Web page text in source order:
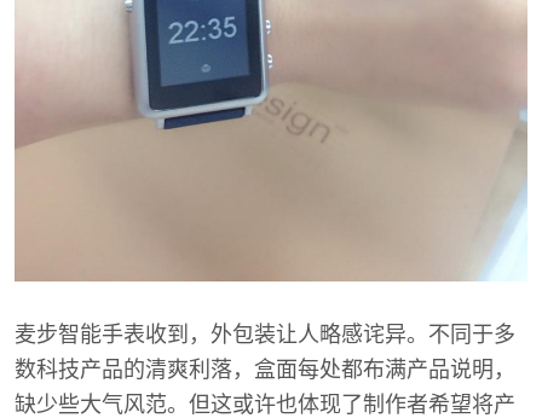
麦步智能手表收到，外包装让人略感诧异。不同于多
数科技产品的清爽利落，盒面每处都布满产品说明，
缺少些大气风范。但这或许也体现了制作者希望将产